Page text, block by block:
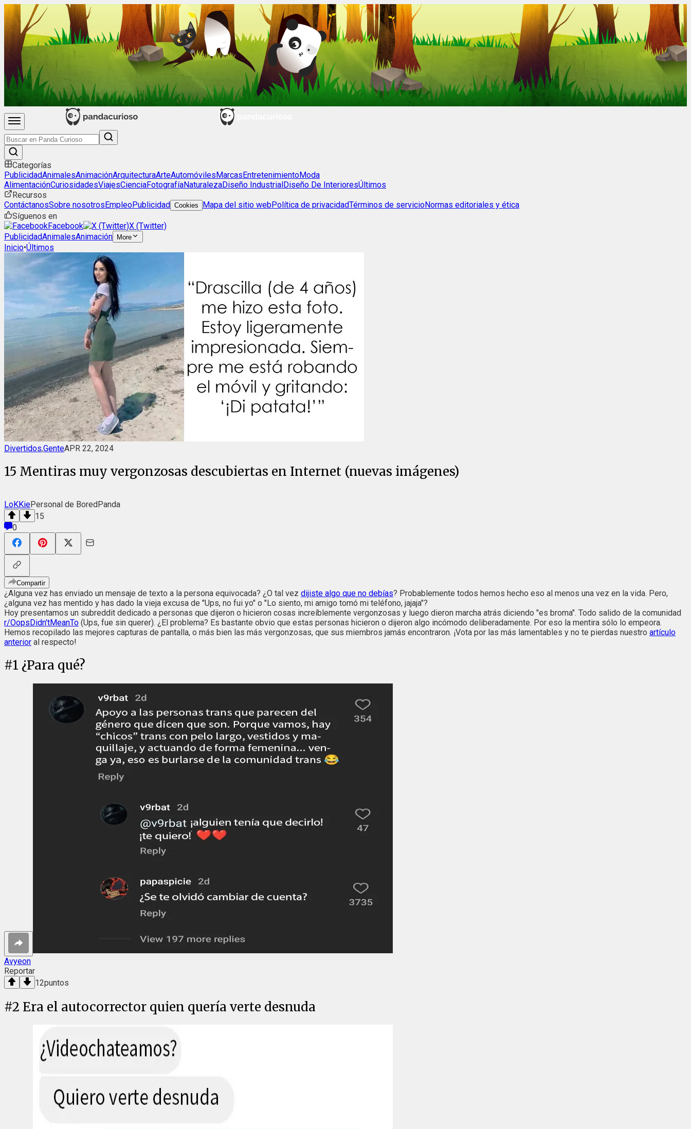
Categorías
PublicidadAnimalesAnimaciónArquitecturaArteAutomóvilesMarcasEntretenimientoModa
AlimentaciónCuriosidadesViajesCienciaFotografíaNaturalezaDiseño IndustrialDiseño De InterioresÚltimos
Recursos
ContáctanosSobre nosotrosEmpleoPublicidad Cookies Mapa del sitio webPolítica de privacidadTérminos de servicioNormas editoriales y ética
Síguenos en
Facebook
X (Twitter)
PublicidadAnimalesAnimación More
Inicio•Últimos
Divertidos,GenteAPR 22, 2024
15 Mentiras muy vergonzosas descubiertas en Internet (nuevas imágenes)
LoKKiePersonal de BoredPanda
15
0
Compartir
¿Alguna vez has enviado un mensaje de texto a la persona equivocada? ¿O tal vez dijiste algo que no debías? Probablemente todos hemos hecho eso al menos una vez en la vida. Pero,
¿alguna vez has mentido y has dado la vieja excusa de "Ups, no fui yo" o "Lo siento, mi amigo tomó mi teléfono, jajaja"?
Hoy presentamos un subreddit dedicado a personas que dijeron o hicieron cosas increíblemente vergonzosas y luego dieron marcha atrás diciendo "es broma". Todo salido de la comunidad
r/OopsDidn'tMeanTo (Ups, fue sin querer). ¿El problema? Es bastante obvio que estas personas hicieron o dijeron algo incómodo deliberadamente. Por eso la mentira sólo lo empeora.
Hemos recopilado las mejores capturas de pantalla, o más bien las más vergonzosas, que sus miembros jamás encontraron. ¡Vota por las más lamentables y no te pierdas nuestro artículo
anterior al respecto!
#1 ¿Para qué?
Avyeon
Reportar
12puntos
#2 Era el autocorrector quien quería verte desnuda